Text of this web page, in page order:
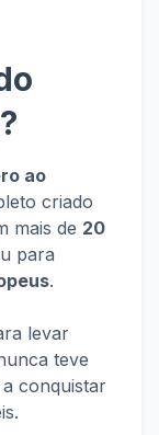
ao
criado
mais de 20
para
.
levar
teve
conquistar